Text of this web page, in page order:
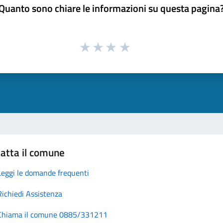
sono chiare le informazioni su questa
il comune
le domande frequenti
Assistenza
il comune 0885/331211